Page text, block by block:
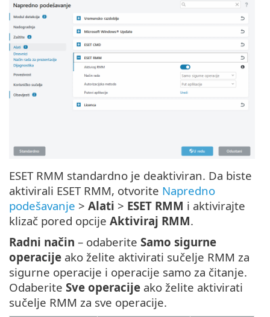
ESET RMM standardno je deaktiviran. Da biste
aktivirali ESET RMM, otvorite Napredno
podešavanje > Alati > ESET RMM i aktivirajte
klizač pored opcije Aktiviraj RMM.
Radni način – odaberite Samo sigurne
operacije ako želite aktivirati sučelje RMM za
sigurne operacije i operacije samo za čitanje.
Odaberite Sve operacije ako želite aktivirati
sučelje RMM za sve operacije.